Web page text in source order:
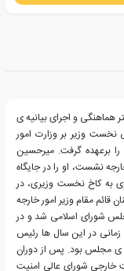
هماهنگی و اجرای بیانیه ی
نخست وزیر بر وزارت امور
برعهده گرفت. میرحسین
امور خارجه نشست، او را در جایگاه
به کاخ نخست وزیری، در
قائم مقام وزیر امور خارجه
وارد مجلس شورای اسلامی شد و در
در این سال ها رئیس
مجلس بود. پس از دوران
خارجی شورای عالی امنیت